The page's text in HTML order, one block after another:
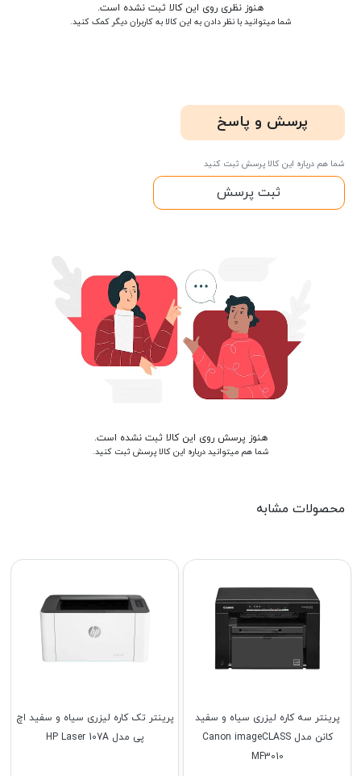
هنوز نظری روی این کالا ثبت نشده است.
شما میتوانید با نظر دادن به این کالا به کاربران دیگر کمک کنید.
پرسش و پاسخ
شما هم درباره این کالا پرسش ثبت کنید
ثبت پرسش
هنوز پرسش روی این کالا ثبت نشده است.
شما هم میتوانید درباره این کالا پرسش ثبت کنید.
محصولات مشابه
پرینتر تک کاره لیزری سیاه و سفید اچ
پی مدل HP Laser 107A
پرینتر سه کاره لیزری سیاه و سفید
کانن مدل Canon imageCLASS
MF3010